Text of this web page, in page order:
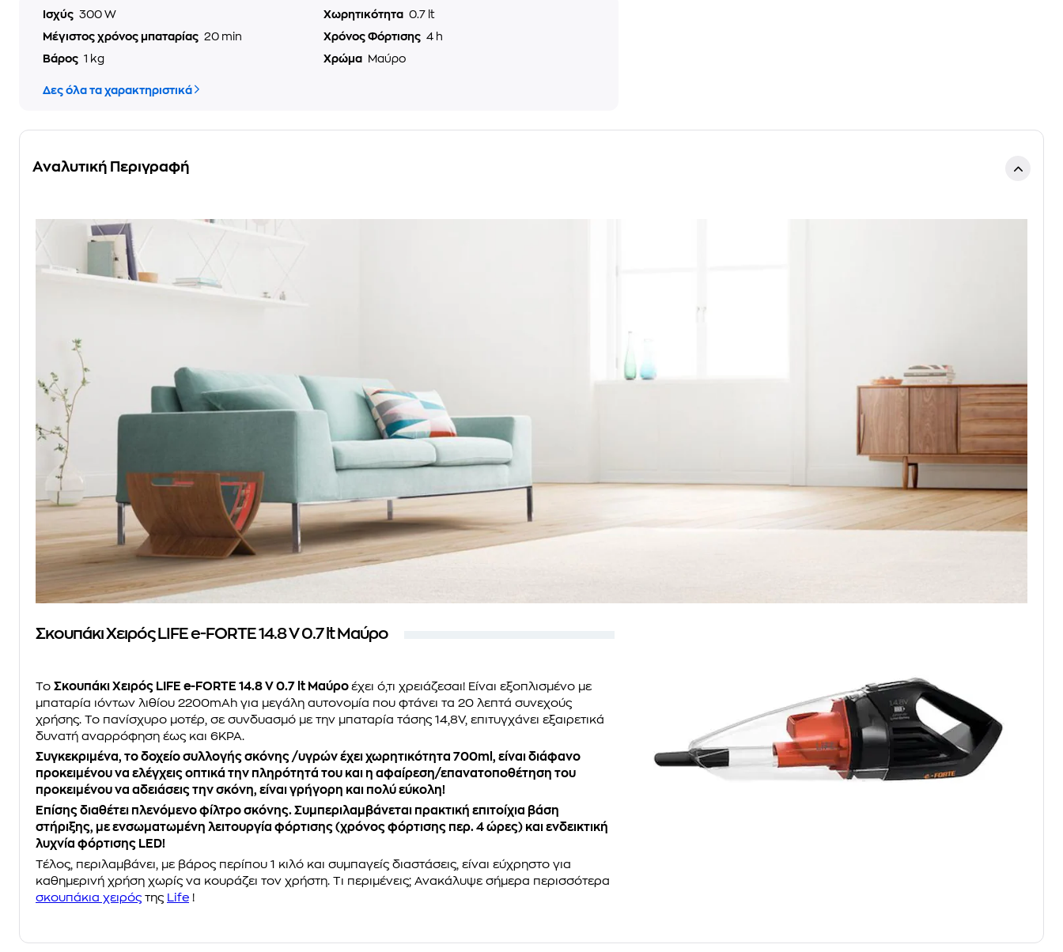
Ισχύς 300 W Χωρητικότητα 0.7 lt
Μέγιστος χρόνος μπαταρίας 20 min Χρόνος Φόρτισης 4 h
Βάρος 1 kg Χρώμα Μαύρο
Δες όλα τα χαρακτηριστικά
Αναλυτική Περιγραφή
Σκουπάκι Χειρός LIFE e-FORTE 14.8 V 0.7 lt Μαύρο
Το Σκουπάκι Χειρός LIFE e-FORTE 14.8 V 0.7 lt Μαύρο έχει ό,τι χρειάζεσαι! Eίναι εξοπλισμένο με
μπαταρία ιόντων λιθίου 2200mAh για μεγάλη αυτονομία που φτάνει τα 20 λεπτά συνεχούς
χρήσης. Το πανίσχυρο μοτέρ, σε συνδυασμό με την μπαταρία τάσης 14,8V, επιτυγχάνει εξαιρετικά
δυνατή αναρρόφηση έως και 6KPA.
Συγκεκριμένα, το δοχείο συλλογής σκόνης /υγρών έχει χωρητικότητα 700ml, είναι διάφανο
προκειμένου να ελέγχεις οπτικά την πληρότητά του και η αφαίρεση/επανατοποθέτηση του
προκειμένου να αδειάσεις την σκόνη, είναι γρήγορη και πολύ εύκολη!
Επίσης διαθέτει πλενόμενο φίλτρο σκόνης. Συμπεριλαμβάνεται πρακτική επιτοίχια βάση
στήριξης, με ενσωματωμένη λειτουργία φόρτισης (χρόνος φόρτισης περ. 4 ώρες) και ενδεικτική
λυχνία φόρτισης LED!
Τέλος, περιλαμβάνει, με βάρος περίπου 1 κιλό και συμπαγείς διαστάσεις, είναι εύχρηστο για
καθημερινή χρήση χωρίς να κουράζει τον χρήστη. Τι περιμένεις; Ανακάλυψε σήμερα περισσότερα
σκουπάκια χειρός της Life !